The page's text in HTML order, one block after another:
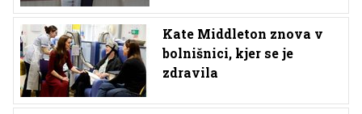
Kate Middleton znova v
bolnišnici, kjer se je
zdravila